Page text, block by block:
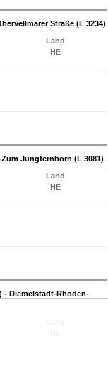
Straße (L 3234)
Land
HE
Jungfernborn (L 3081)
Land
HE
- Diemelstadt-Rhoden-